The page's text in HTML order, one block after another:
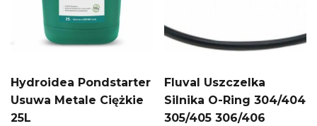
Hydroidea Pondstarter
Usuwa Metale Ciężkie
25L
Fluval Uszczelka
Silnika O-Ring 304/404
305/405 306/406